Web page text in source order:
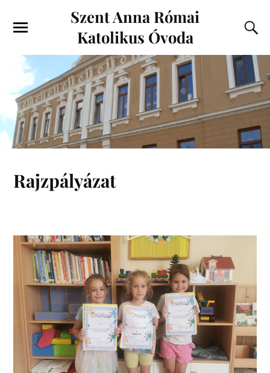
Szent Anna Római
Katolikus Óvoda
Rajzpályázat